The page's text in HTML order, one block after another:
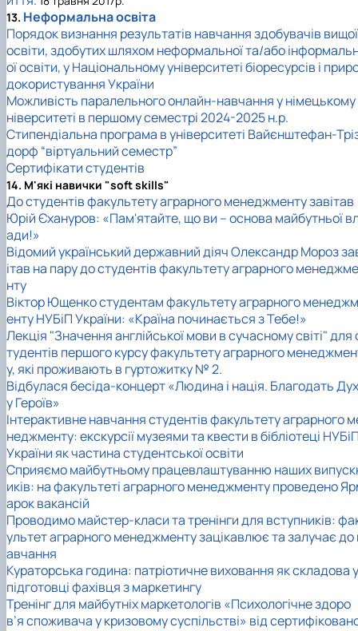
13. Неформальна освіта
Порядок визнання результатів навчання здобувачів вищої
освіти, здобутих шляхом неформальної та/або
ої освіти, у Національному університеті біоресурсів і
докористування України
Можливість паралельного онлайн-навчання у німецькому
ніверситеті в першому семестрі 2024-2025 н.р.
Стипендіальна програма в університеті Вайєнштефан-
дорф “віртуальний семестр”
Сертифікати студентів
14. М'які навички "soft skills"
До студентів факультету аграрного менеджменту завітав
Юрій Єхануров: «Пам'ятайте, що ви – основа майбутньої
ади!»
Відомий український державний діяч Олександр Мороз
ітав на пару до студентів факультету аграрного менеджме
нту
Віктор Ющенко студентам факультету аграрного менеджм
енту НУБіП України: «Країна починається з Тебе!»
Лекція "Значення англійської мови в сучасному світі" для
тудентів першого курсу факультету аграрного
у, які проживають в гуртожитку № 2.
Відбулася бесіда-концерт «Людина і нація. Благодать Дух
у Героїв»
Інтерактивне навчання студентів факультету аграрного
неджменту: екскурсії музеями та квести в бібліотеці
України як частина студентської освіти
Сприяємо майбутньому працевлаштуванню наших
иків: на факультеті аграрного менеджменту проведено
арок вакансій
Проводимо майстер-класи та тренінги для вступників:
ультет аграрного менеджменту зацікавлює та залучає до
авчання
Кураторська година: патріотичне виховання як складова у
підготовці фахівця з маркетингу
Тренінг для майбутніх маркетологів «Психологічне здоро
в’я споживача у кризовому суспільстві» від